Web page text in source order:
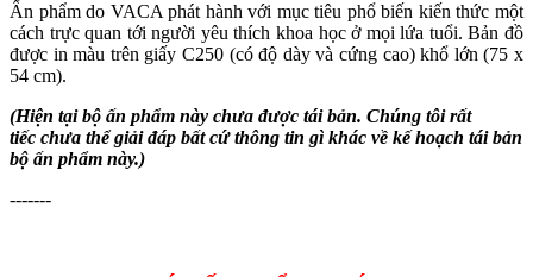
Ấn phẩm do VACA phát hành với mục tiêu phổ biến kiến thức một
cách trực quan tới người yêu thích khoa học ở mọi lứa tuổi. Bản đồ
được in màu trên giấy C250 (có độ dày và cứng cao) khổ lớn (75 x
54 cm).
(Hiện tại bộ ấn phẩm này chưa được tái bản. Chúng tôi rất
tiếc chưa thể giải đáp bất cứ thông tin gì khác về kế hoạch tái bản
bộ ấn phẩm này.)
-------